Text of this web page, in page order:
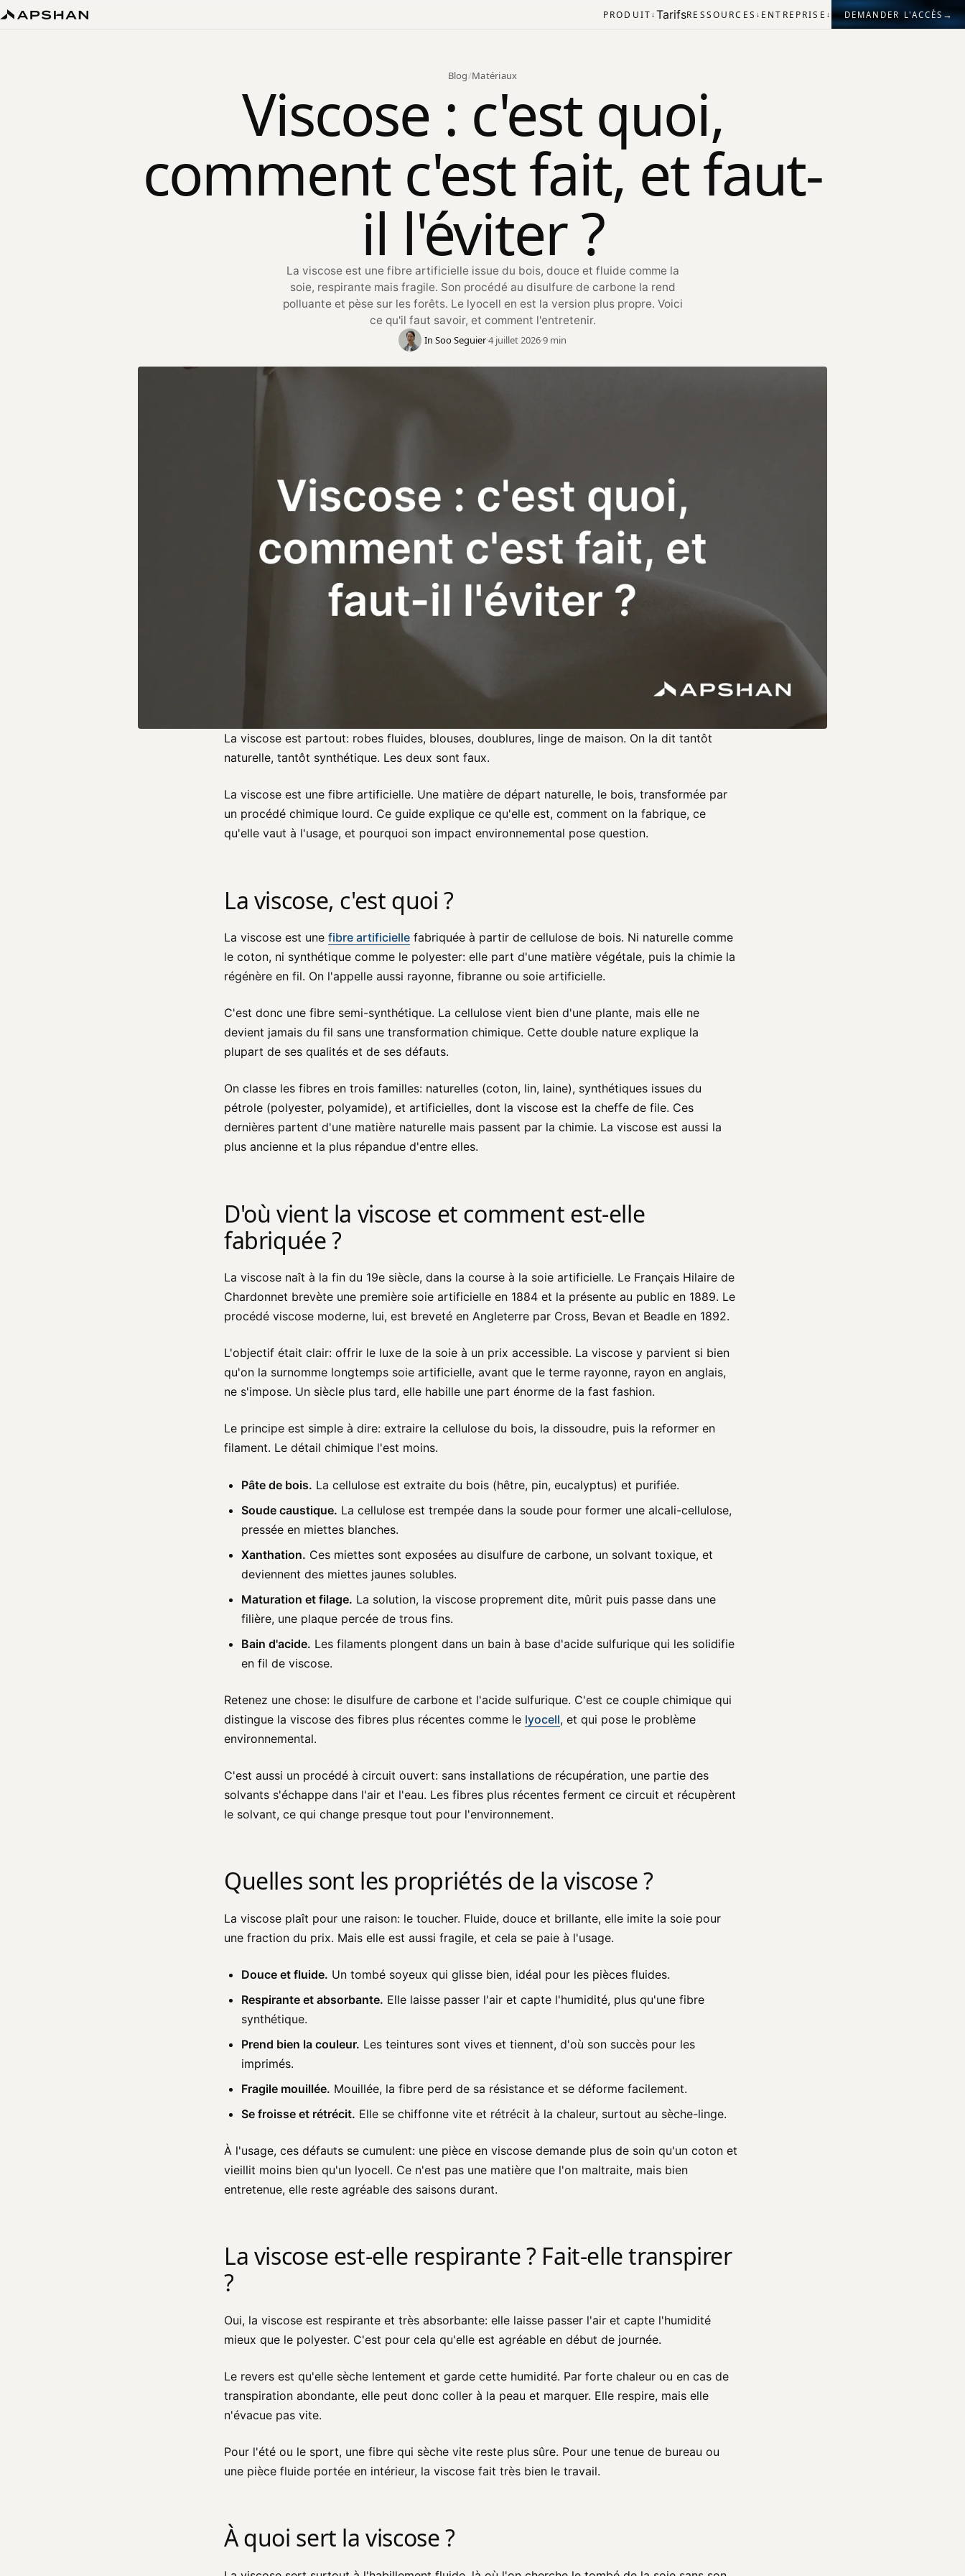
PRODUIT ↓TarifsRESSOURCES ↓ ENTREPRISE ↓ DEMANDER L'ACCÈS→
Blog/Matériaux
Viscose : c'est quoi,
comment c'est fait, et faut-
il l'éviter ?
La viscose est une fibre artificielle issue du bois, douce et fluide comme la
soie, respirante mais fragile. Son procédé au disulfure de carbone la rend
polluante et pèse sur les forêts. Le lyocell en est la version plus propre. Voici
ce qu'il faut savoir, et comment l'entretenir.
In Soo Seguier·4 juillet 2026·9 min
La viscose est partout: robes fluides, blouses, doublures, linge de maison. On la dit tantôt
naturelle, tantôt synthétique. Les deux sont faux.
La viscose est une fibre artificielle. Une matière de départ naturelle, le bois, transformée par
un procédé chimique lourd. Ce guide explique ce qu'elle est, comment on la fabrique, ce
qu'elle vaut à l'usage, et pourquoi son impact environnemental pose question.
La viscose, c'est quoi ?
La viscose est une fibre artificielle fabriquée à partir de cellulose de bois. Ni naturelle comme
le coton, ni synthétique comme le polyester: elle part d'une matière végétale, puis la chimie la
régénère en fil. On l'appelle aussi rayonne, fibranne ou soie artificielle.
C'est donc une fibre semi-synthétique. La cellulose vient bien d'une plante, mais elle ne
devient jamais du fil sans une transformation chimique. Cette double nature explique la
plupart de ses qualités et de ses défauts.
On classe les fibres en trois familles: naturelles (coton, lin, laine), synthétiques issues du
pétrole (polyester, polyamide), et artificielles, dont la viscose est la cheffe de file. Ces
dernières partent d'une matière naturelle mais passent par la chimie. La viscose est aussi la
plus ancienne et la plus répandue d'entre elles.
D'où vient la viscose et comment est-elle
fabriquée ?
La viscose naît à la fin du 19e siècle, dans la course à la soie artificielle. Le Français Hilaire de
Chardonnet brevète une première soie artificielle en 1884 et la présente au public en 1889. Le
procédé viscose moderne, lui, est breveté en Angleterre par Cross, Bevan et Beadle en 1892.
L'objectif était clair: offrir le luxe de la soie à un prix accessible. La viscose y parvient si bien
qu'on la surnomme longtemps soie artificielle, avant que le terme rayonne, rayon en anglais,
ne s'impose. Un siècle plus tard, elle habille une part énorme de la fast fashion.
Le principe est simple à dire: extraire la cellulose du bois, la dissoudre, puis la reformer en
filament. Le détail chimique l'est moins.
Pâte de bois. La cellulose est extraite du bois (hêtre, pin, eucalyptus) et purifiée.
Soude caustique. La cellulose est trempée dans la soude pour former une alcali-cellulose,
pressée en miettes blanches.
Xanthation. Ces miettes sont exposées au disulfure de carbone, un solvant toxique, et
deviennent des miettes jaunes solubles.
Maturation et filage. La solution, la viscose proprement dite, mûrit puis passe dans une
filière, une plaque percée de trous fins.
Bain d'acide. Les filaments plongent dans un bain à base d'acide sulfurique qui les solidifie
en fil de viscose.
Retenez une chose: le disulfure de carbone et l'acide sulfurique. C'est ce couple chimique qui
distingue la viscose des fibres plus récentes comme le lyocell, et qui pose le problème
environnemental.
C'est aussi un procédé à circuit ouvert: sans installations de récupération, une partie des
solvants s'échappe dans l'air et l'eau. Les fibres plus récentes ferment ce circuit et récupèrent
le solvant, ce qui change presque tout pour l'environnement.
Quelles sont les propriétés de la viscose ?
La viscose plaît pour une raison: le toucher. Fluide, douce et brillante, elle imite la soie pour
une fraction du prix. Mais elle est aussi fragile, et cela se paie à l'usage.
Douce et fluide. Un tombé soyeux qui glisse bien, idéal pour les pièces fluides.
Respirante et absorbante. Elle laisse passer l'air et capte l'humidité, plus qu'une fibre
synthétique.
Prend bien la couleur. Les teintures sont vives et tiennent, d'où son succès pour les
imprimés.
Fragile mouillée. Mouillée, la fibre perd de sa résistance et se déforme facilement.
Se froisse et rétrécit. Elle se chiffonne vite et rétrécit à la chaleur, surtout au sèche-linge.
À l'usage, ces défauts se cumulent: une pièce en viscose demande plus de soin qu'un coton et
vieillit moins bien qu'un lyocell. Ce n'est pas une matière que l'on maltraite, mais bien
entretenue, elle reste agréable des saisons durant.
La viscose est-elle respirante ? Fait-elle transpirer
?
Oui, la viscose est respirante et très absorbante: elle laisse passer l'air et capte l'humidité
mieux que le polyester. C'est pour cela qu'elle est agréable en début de journée.
Le revers est qu'elle sèche lentement et garde cette humidité. Par forte chaleur ou en cas de
transpiration abondante, elle peut donc coller à la peau et marquer. Elle respire, mais elle
n'évacue pas vite.
Pour l'été ou le sport, une fibre qui sèche vite reste plus sûre. Pour une tenue de bureau ou
une pièce fluide portée en intérieur, la viscose fait très bien le travail.
À quoi sert la viscose ?